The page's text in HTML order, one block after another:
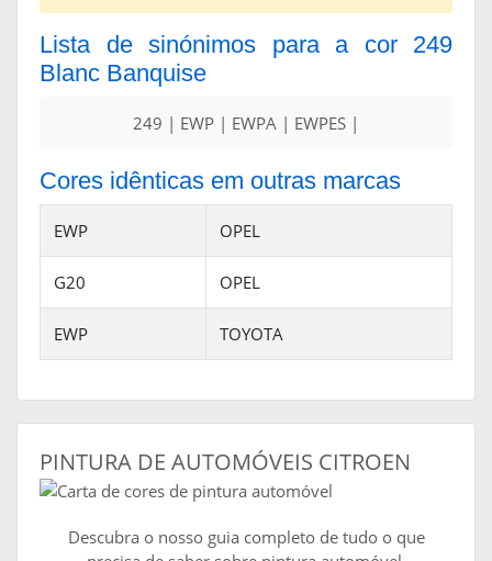
Lista de sinónimos para a cor 249
Blanc Banquise
249 | EWP | EWPA | EWPES |
Cores idênticas em outras marcas
EWP OPEL
G20 OPEL
EWP TOYOTA
PINTURA DE AUTOMÓVEIS CITROEN
Descubra o nosso guia completo de tudo o que